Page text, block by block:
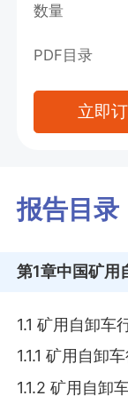
数量
PDF目录
立即
报告目录
第1章中国矿用
1.1 矿用自卸车
1.1.1 矿用自卸
1.1.2 矿用自卸